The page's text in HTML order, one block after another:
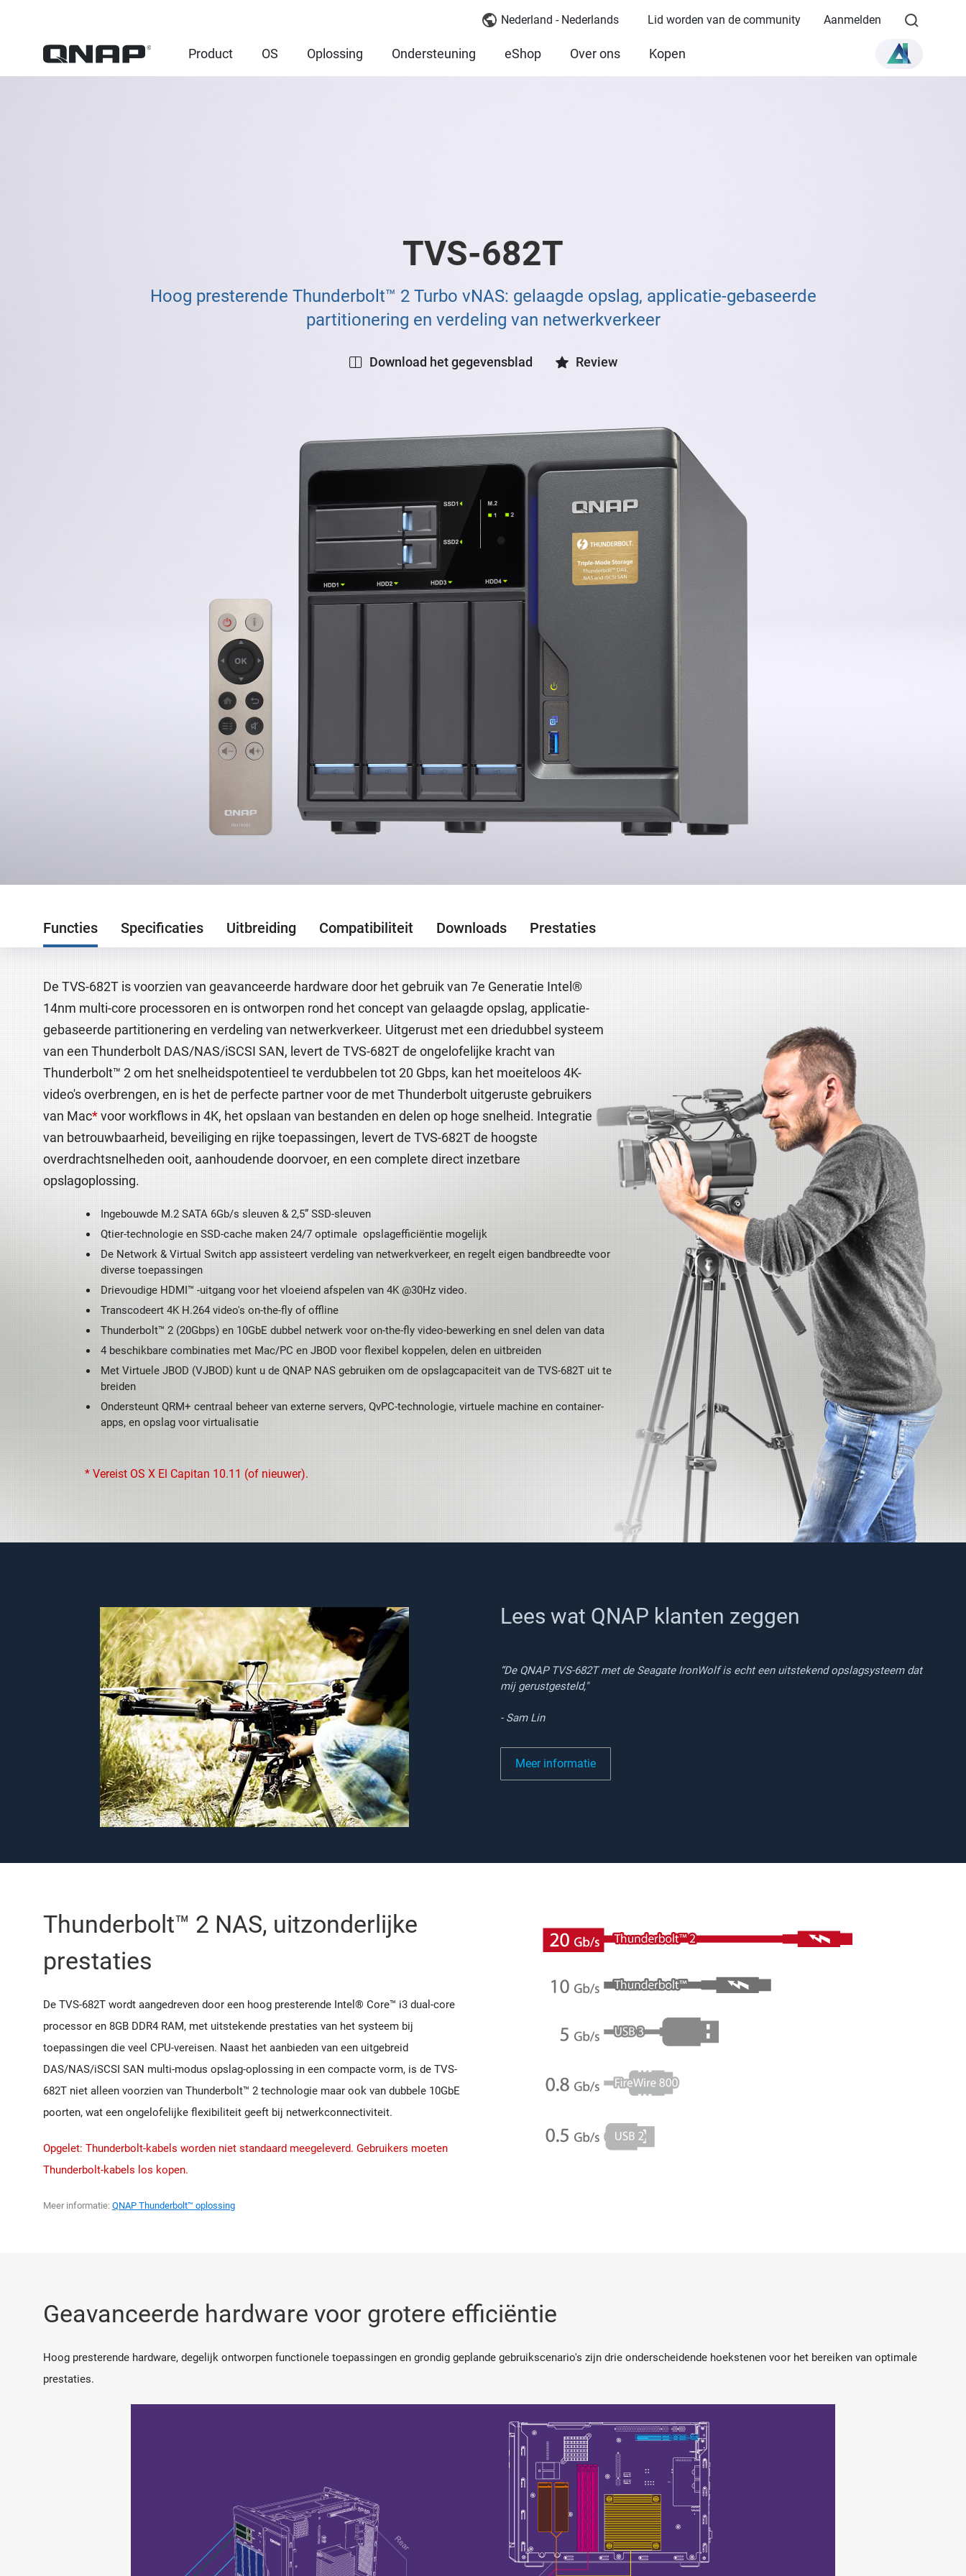
Nederland - Nederlands Lid worden van de community Aanmelden
Product OS Oplossing Ondersteuning eShop Over ons Kopen
TVS-682T
Hoog presterende Thunderbolt™ 2 Turbo vNAS: gelaagde opslag, applicatie-gebaseerde
partitionering en verdeling van netwerkverkeer
Download het gegevensblad Review
Functies Specificaties Uitbreiding Compatibiliteit Downloads Prestaties
De TVS-682T is voorzien van geavanceerde hardware door het gebruik van 7e Generatie Intel®
14nm multi-core processoren en is ontworpen rond het concept van gelaagde opslag, applicatie-
gebaseerde partitionering en verdeling van netwerkverkeer. Uitgerust met een driedubbel systeem
van een Thunderbolt DAS/NAS/iSCSI SAN, levert de TVS-682T de ongelofelijke kracht van
Thunderbolt™ 2 om het snelheidspotentieel te verdubbelen tot 20 Gbps, kan het moeiteloos 4K-
video's overbrengen, en is het de perfecte partner voor de met Thunderbolt uitgeruste gebruikers
van Mac*voor workflows in 4K, het opslaan van bestanden en delen op hoge snelheid. Integratie
van betrouwbaarheid, beveiliging en rijke toepassingen, levert de TVS-682T de hoogste
overdrachtsnelheden ooit, aanhoudende doorvoer, en een complete direct inzetbare
opslagoplossing.
Ingebouwde M.2 SATA 6Gb/s sleuven & 2,5” SSD-sleuven
Qtier-technologie en SSD-cache maken 24/7 optimale opslagefficiëntie mogelijk
De Network & Virtual Switch app assisteert verdeling van netwerkverkeer, en regelt eigen bandbreedte voor
diverse toepassingen
Drievoudige HDMI™ -uitgang voor het vloeiend afspelen van 4K @30Hz video.
Transcodeert 4K H.264 video's on-the-fly of offline
Thunderbolt™ 2 (20Gbps) en 10GbE dubbel netwerk voor on-the-fly video-bewerking en snel delen van data
4 beschikbare combinaties met Mac/PC en JBOD voor flexibel koppelen, delen en uitbreiden
Met Virtuele JBOD (VJBOD) kunt u de QNAP NAS gebruiken om de opslagcapaciteit van de TVS-682T uit te
breiden
Ondersteunt QRM+ centraal beheer van externe servers, QvPC-technologie, virtuele machine en container-
apps, en opslag voor virtualisatie
* Vereist OS X El Capitan 10.11 (of nieuwer).
Lees wat QNAP klanten zeggen
“De QNAP TVS-682T met de Seagate IronWolf is echt een uitstekend opslagsysteem dat
mij gerustgesteld,"
- Sam Lin
Meer informatie
Thunderbolt™ 2 NAS, uitzonderlijke
prestaties
De TVS-682T wordt aangedreven door een hoog presterende Intel® Core™ i3 dual-core
processor en 8GB DDR4 RAM, met uitstekende prestaties van het systeem bij
toepassingen die veel CPU-vereisen. Naast het aanbieden van een uitgebreid
DAS/NAS/iSCSI SAN multi-modus opslag-oplossing in een compacte vorm, is de TVS-
682T niet alleen voorzien van Thunderbolt™ 2 technologie maar ook van dubbele 10GbE
poorten, wat een ongelofelijke flexibiliteit geeft bij netwerkconnectiviteit.
Opgelet: Thunderbolt-kabels worden niet standaard meegeleverd. Gebruikers moeten
Thunderbolt-kabels los kopen.
Meer informatie: QNAP Thunderbolt™ oplossing
Geavanceerde hardware voor grotere efficiëntie
Hoog presterende hardware, degelijk ontworpen functionele toepassingen en grondig geplande gebruikscenario's zijn drie onderscheidende hoekstenen voor het bereiken van optimale
prestaties.